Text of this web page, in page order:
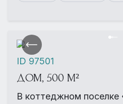
ДОМ, 500 М²
В коттеджном
ID 97501